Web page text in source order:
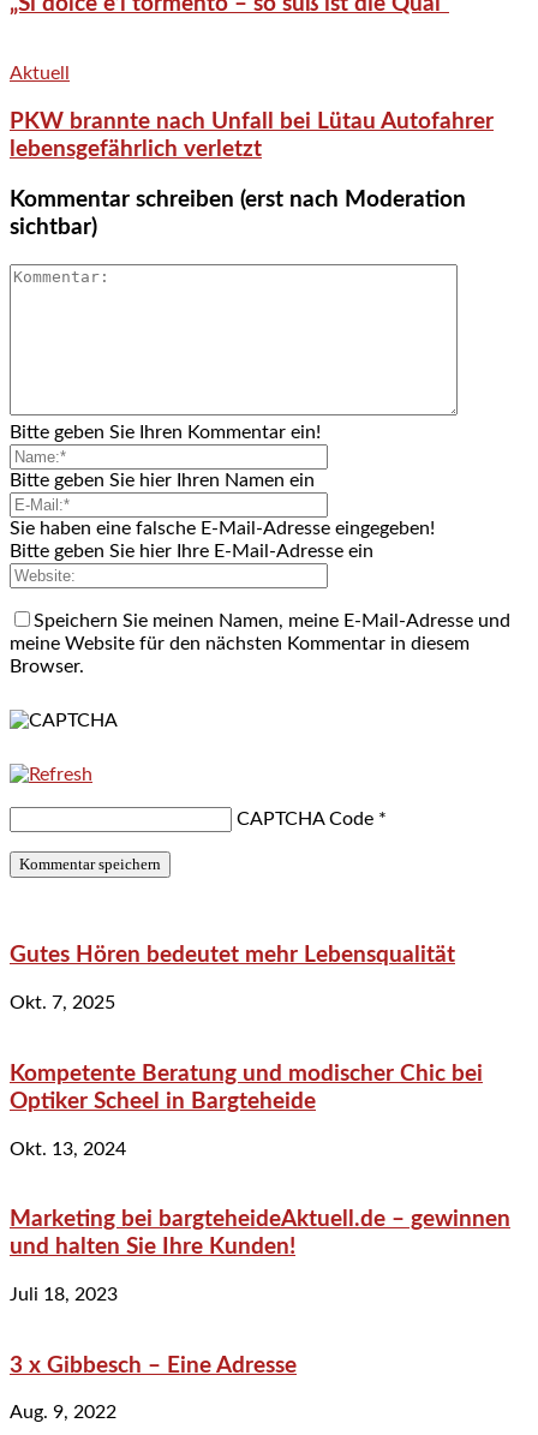
Aktuell
PKW brannte nach Unfall bei Lütau Autofahrer
lebensgefährlich verletzt
Kommentar schreiben (erst nach Moderation
sichtbar)
Bitte geben Sie Ihren Kommentar ein!
Bitte geben Sie hier Ihren Namen ein
Sie haben eine falsche E-Mail-Adresse eingegeben!
Bitte geben Sie hier Ihre E-Mail-Adresse ein
Speichern Sie meinen Namen, meine E-Mail-Adresse und
meine Website für den nächsten Kommentar in diesem
Browser.
CAPTCHA Code *
Gutes Hören bedeutet mehr Lebensqualität
Okt. 7, 2025
Kompetente Beratung und modischer Chic bei
Optiker Scheel in Bargteheide
Okt. 13, 2024
Marketing bei bargteheideAktuell.de – gewinnen
und halten Sie Ihre Kunden!
Juli 18, 2023
3 x Gibbesch – Eine Adresse
Aug. 9, 2022